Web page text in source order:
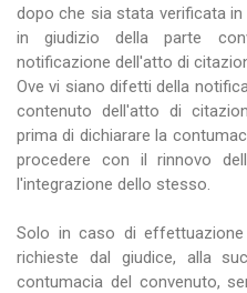
dopo che sia stata verificata
in giudizio della parte
notificazione dell'atto di
Ove vi siano difetti della
contenuto dell'atto di
prima di dichiarare la
procedere con il rinnovo
l'integrazione dello stesso.
Solo in caso di
richieste dal giudice, alla
contumacia del convenuto,